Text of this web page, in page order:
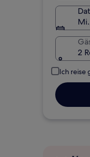
2
Ich reise